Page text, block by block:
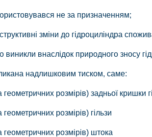
не за призначенням;
зміни до гідроциліндра
внаслідок природного зносу
надлишковим тиском, саме:
розмірів) задньої кришки
розмірів) гільзи
розмірів) штока